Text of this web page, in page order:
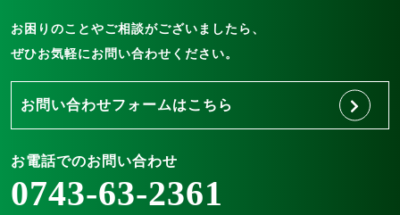
お困りのことやご相談がございましたら、
ぜひお気軽にお問い合わせください。
お問い合わせフォームはこちら
お電話でのお問い合わせ
0743-63-2361